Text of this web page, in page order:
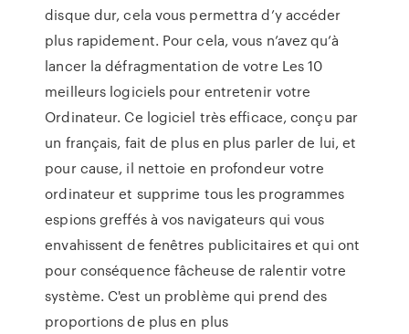
disque dur, cela vous permettra d’y accéder
plus rapidement. Pour cela, vous n’avez qu’à
lancer la défragmentation de votre Les 10
meilleurs logiciels pour entretenir votre
Ordinateur. Ce logiciel très efficace, conçu par
un français, fait de plus en plus parler de lui, et
pour cause, il nettoie en profondeur votre
ordinateur et supprime tous les programmes
espions greffés à vos navigateurs qui vous
envahissent de fenêtres publicitaires et qui ont
pour conséquence fâcheuse de ralentir votre
système. C'est un problème qui prend des
proportions de plus en plus